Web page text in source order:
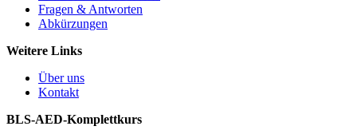
Fragen & Antworten
Abkürzungen
Weitere Links
Über uns
Kontakt
BLS-AED-Komplettkurs